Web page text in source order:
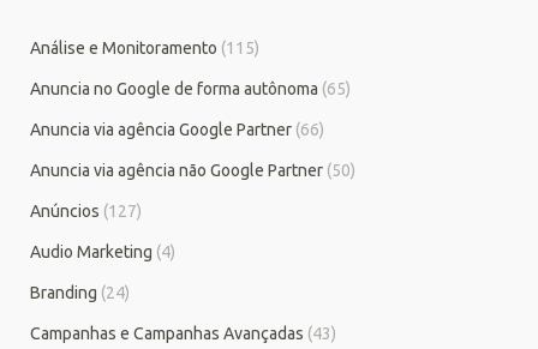
Análise e Monitoramento (115)
Anuncia no Google de forma autônoma (65)
Anuncia via agência Google Partner (66)
Anuncia via agência não Google Partner (50)
Anúncios (127)
Audio Marketing (4)
Branding (24)
Campanhas e Campanhas Avançadas (43)